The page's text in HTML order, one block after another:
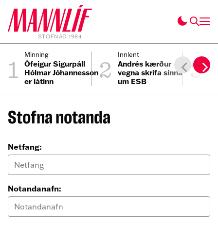
STOFNAÐ 1984
1 Minning
Ófeigur Sigurpáll
Hólmar Jóhannesson
er látinn
2 Innlent
Andrés kærður
vegna skrifa sinna
um ESB
3
Stofna notanda
Netfang:
Notandanafn: